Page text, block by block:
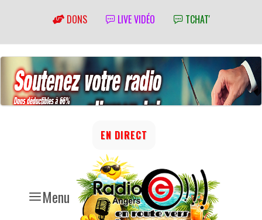
DONS LIVE VIDÉO TCHAT'
Menu
EN DIRECT